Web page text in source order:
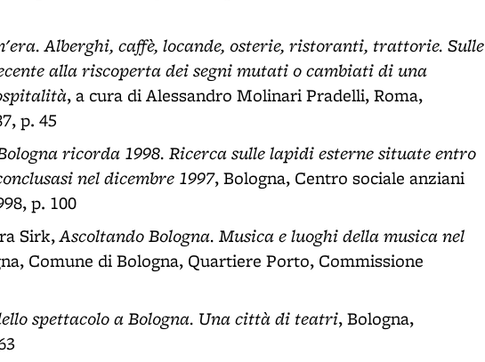
Alberghi, caffè, locande, osterie, ristoranti, trattorie. Sulle
alla riscoperta dei segni mutati o cambiati di una
, a cura di Alessandro Molinari Pradelli, Roma,
p. 45
ricorda 1998. Ricerca sulle lapidi esterne situate entro
nel dicembre 1997, Bologna, Centro sociale anziani
p. 100
Sirk,Ascoltando Bologna. Musica e luoghi della musica nel
Comune di Bologna, Quartiere Porto, Commissione
spettacolo a Bologna. Una città di teatri, Bologna,